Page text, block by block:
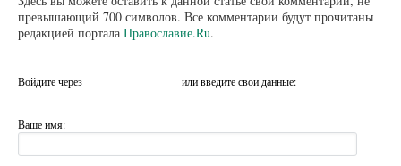
превышающий 700 символов. Все комментарии будут прочитаны
редакцией портала Православие.Ru.
Войдите через или введите свои данные:
Ваше имя: